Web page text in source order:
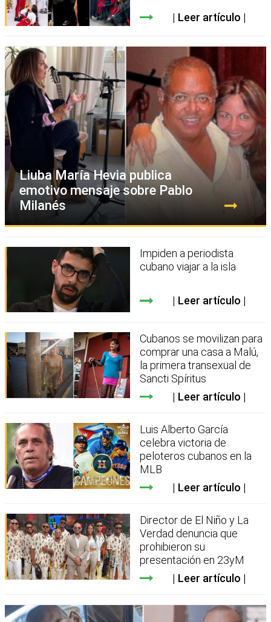
Leer artículo
Liuba María Hevia publica
emotivo mensaje sobre Pablo
Milanés
Impiden a periodista
cubano viajar a la isla
Leer artículo
Cubanos se movilizan para
comprar una casa a Malú,
la primera transexual de
Sancti Spíritus
Leer artículo
Luis Alberto García
celebra victoria de
peloteros cubanos en la
MLB
Leer artículo
Director de El Niño y La
Verdad denuncia que
prohibieron su
presentación en 23yM
Leer artículo